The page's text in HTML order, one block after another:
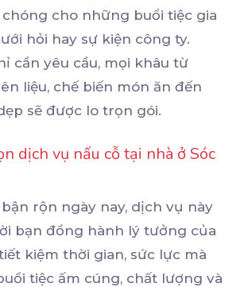
cho những buổi tiệc gia
hỏi hay sự kiện công ty.
cần yêu cầu, mọi khâu từ
liệu, chế biến món ăn đến
sẽ được lo trọn gói.
dịch vụ nấu cỗ tại nhà ở Sóc
rộn ngày nay, dịch vụ này
bạn đồng hành lý tưởng của
kiệm thời gian, sức lực mà
tiệc ấm cúng, chất lượng và